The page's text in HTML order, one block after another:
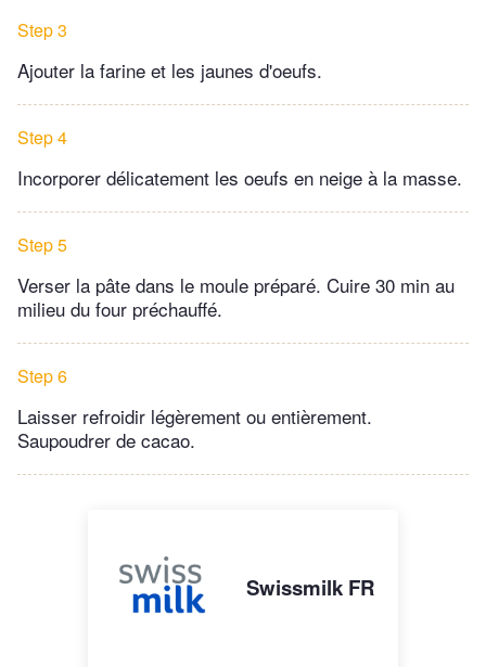
Step 3
Ajouter la farine et les jaunes d'oeufs.
Step 4
Incorporer délicatement les oeufs en neige à la masse.
Step 5
Verser la pâte dans le moule préparé. Cuire 30 min au
milieu du four préchauffé.
Step 6
Laisser refroidir légèrement ou entièrement.
Saupoudrer de cacao.
Swissmilk FR